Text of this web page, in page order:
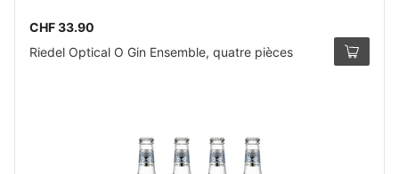
CHF 33.90
Riedel Optical O Gin Ensemble, quatre pièces